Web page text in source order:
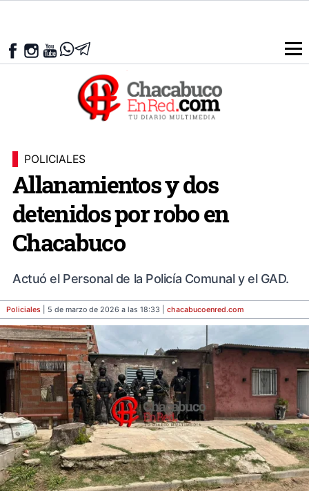
POLICIALES
Allanamientos y dos
detenidos por robo en
Chacabuco
Actuó el Personal de la Policía Comunal y el GAD.
Policiales | 5 de marzo de 2026 a las 18:33 | chacabucoenred.com